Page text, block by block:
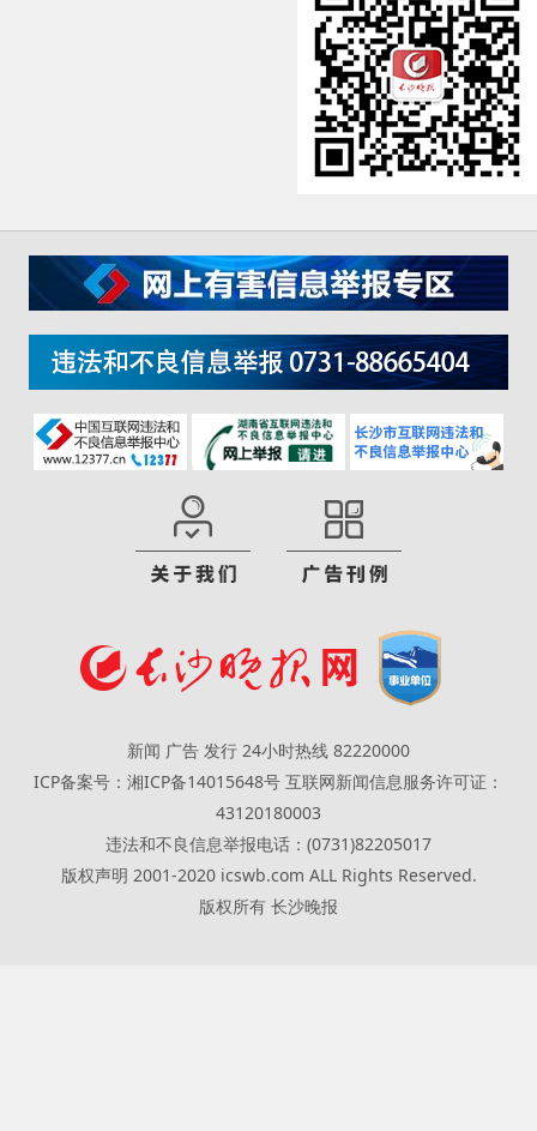
新闻 广告 发行 24小时热线 82220000
ICP备案号：湘ICP备14015648号 互联网新闻信息服务许可证：
43120180003
违法和不良信息举报电话：(0731)82205017
版权声明 2001-2020 icswb.com ALL Rights Reserved.
版权所有 长沙晚报